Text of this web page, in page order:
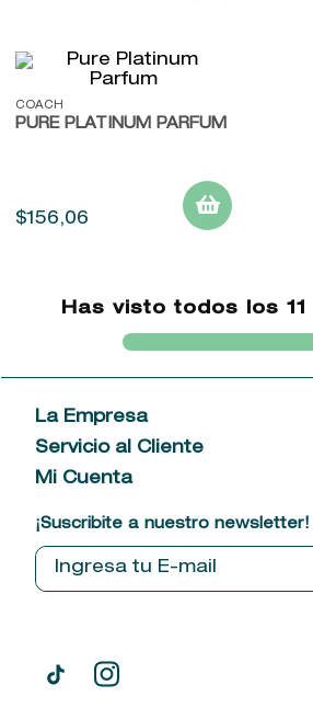
COACH
PURE PLATINUM PARFUM
$156,06
Has visto todos los 11
La Empresa
Acerca de las Fragancias
Ventas al por mayor
Política de entrega
Tiendas
Servicio al Cliente
Contáctanos
Comprobantes electrónicos
Mi Cuenta
¡Suscribite a nuestro newsletter!